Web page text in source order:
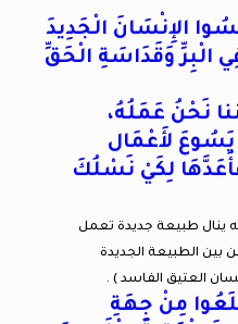
)( وَتَلْبَسُوا الإِنْسَانَ الْجَدِيدَ
الْبِرِّ وَقَدَاسَةِ الْحَقِّ
10 ) (لأننا نَحْنُ عَمَلُهُ،
لأَعْمَال
لِكَيْ نَسْلُكَ
ينال طبيعة جديدة تعمل
بين الطبيعة الجديدة
العتيق الفاسد ) .
)(أَنْ تَخْلَعُوا مِنْ جِهَةِ